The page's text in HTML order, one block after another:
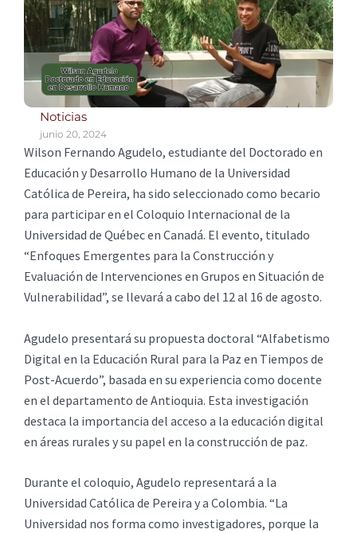
Noticias
junio 20, 2024
Wilson Fernando Agudelo, estudiante del Doctorado en
Educación y Desarrollo Humano de la Universidad
Católica de Pereira, ha sido seleccionado como becario
para participar en el Coloquio Internacional de la
Universidad de Québec en Canadá. El evento, titulado
“Enfoques Emergentes para la Construcción y
Evaluación de Intervenciones en Grupos en Situación de
Vulnerabilidad”, se llevará a cabo del 12 al 16 de agosto.
Agudelo presentará su propuesta doctoral “Alfabetismo
Digital en la Educación Rural para la Paz en Tiempos de
Post-Acuerdo”, basada en su experiencia como docente
en el departamento de Antioquia. Esta investigación
destaca la importancia del acceso a la educación digital
en áreas rurales y su papel en la construcción de paz.
Durante el coloquio, Agudelo representará a la
Universidad Católica de Pereira y a Colombia. “La
Universidad nos forma como investigadores, porque la